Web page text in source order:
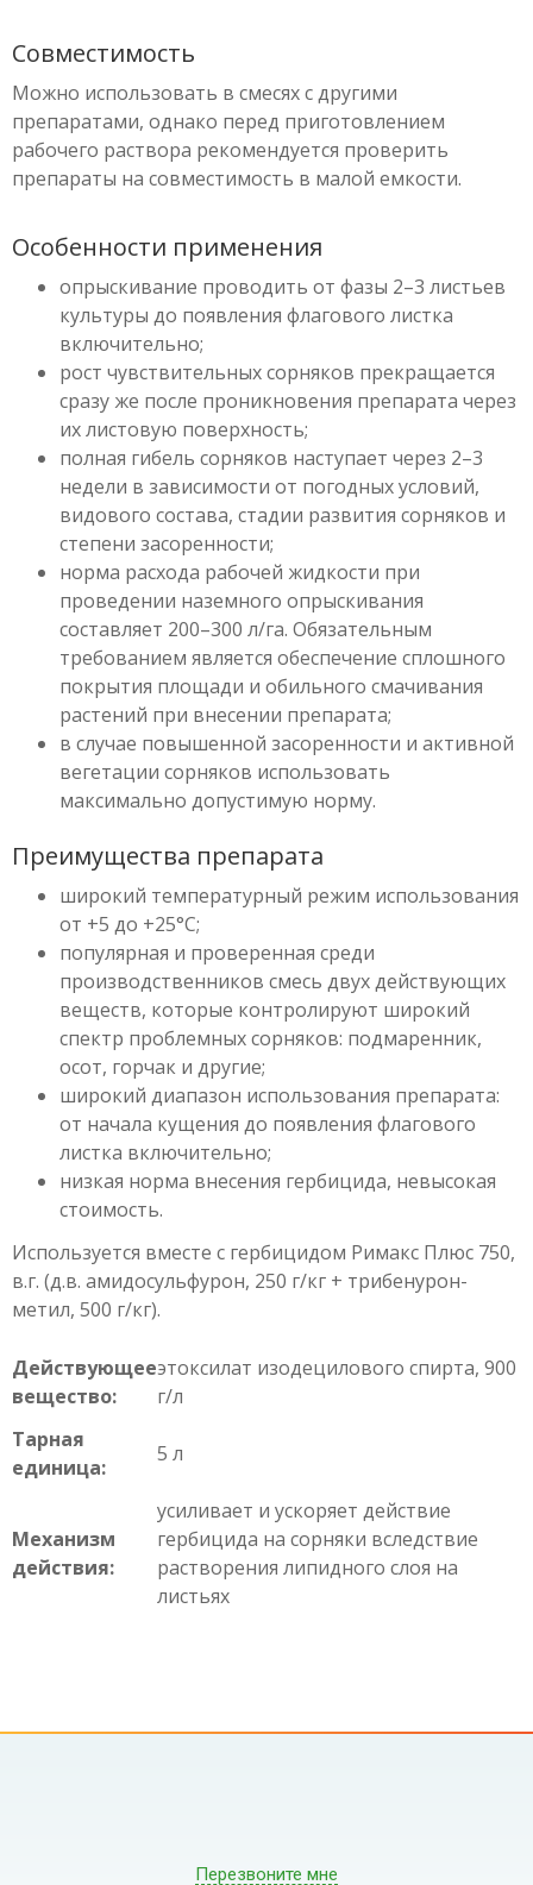
Совместимость
Можно использовать в смесях с другими
препаратами, однако перед приготовлением
рабочего раствора рекомендуется проверить
препараты на совместимость в малой емкости.
Особенности применения
опрыскивание проводить от фазы 2–3 листьев
культуры до появления флагового листка
включительно;
рост чувствительных сорняков прекращается
сразу же после проникновения препарата через
их листовую поверхность;
полная гибель сорняков наступает через 2–3
недели в зависимости от погодных условий,
видового состава, стадии развития сорняков и
степени засоренности;
норма расхода рабочей жидкости при
проведении наземного опрыскивания
составляет 200–300 л/га. Обязательным
требованием является обеспечение сплошного
покрытия площади и обильного смачивания
растений при внесении препарата;
в случае повышенной засоренности и активной
вегетации сорняков использовать
максимально допустимую норму.
Преимущества препарата
широкий температурный режим использования
от +5 до +25°С;
популярная и проверенная среди
производственников смесь двух действующих
веществ, которые контролируют широкий
спектр проблемных сорняков: подмаренник,
осот, горчак и другие;
широкий диапазон использования препарата:
от начала кущения до появления флагового
листка включительно;
низкая норма внесения гербицида, невысокая
стоимость.
Используется вместе с гербицидом Римакс Плюс 750,
в.г. (д.в. амидосульфурон, 250 г/кг + трибенурон-
метил, 500 г/кг).
Действующее
вещество:
этоксилат изодецилового спирта, 900
г/л
Тарная
единица:
5 л
Механизм
действия:
усиливает и ускоряет действие
гербицида на сорняки вследствие
растворения липидного слоя на
листьях
Перезвоните мне